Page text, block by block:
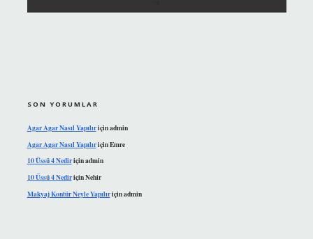
SON YORUMLAR
Agar Agar Nasıl Yapılıriçinadmin
Agar Agar Nasıl YapılıriçinEmre
10 Üssü 4 Nediriçinadmin
10 Üssü 4 NediriçinNehir
Makyaj Kontür Neyle Yapılıriçinadmin